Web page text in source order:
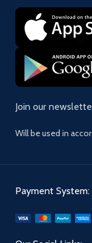
Join our
Will be used in
Payment System: